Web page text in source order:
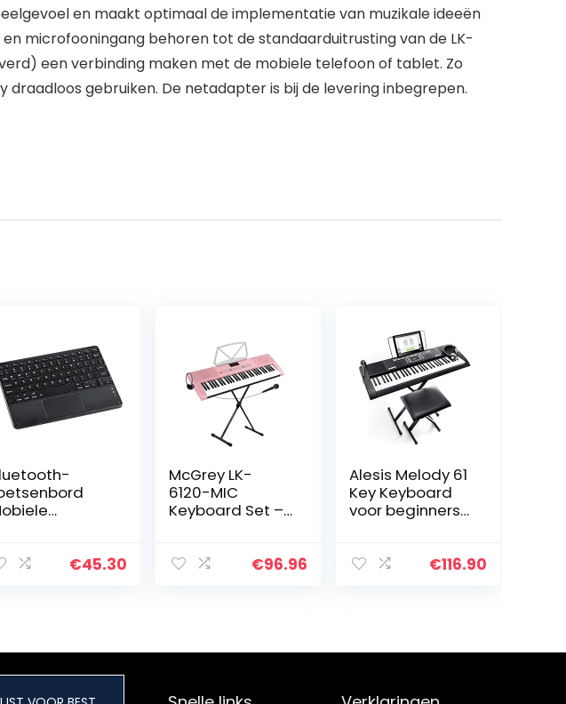
en maakt optimaal de implementatie van muzikale ideeën
microfooningang behoren tot de standaarduitrusting van de LK-
een verbinding maken met de mobiele telefoon of tablet. Zo
gebruiken. De netadapter is bij de levering inbegrepen.
€45.30
McGrey LK-
6120-MIC
Keyboard Set –
Toetsen – 255
Microfoon –
€96.96
Alesis Melody 61
Key Keyboard
voor beginners
standaard, kruk,
en muzieklessen
€116.90